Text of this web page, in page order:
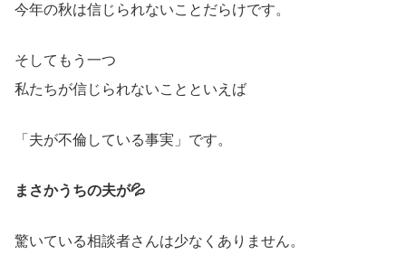
今年の秋は信じられないことだらけです。
そしてもう一つ
私たちが信じられないことといえば
「夫が不倫している事実」です。
まさかうちの夫が💦
驚いている相談者さんは少なくありません。